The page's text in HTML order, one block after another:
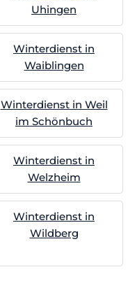
Uhingen
Winterdienst in
Waiblingen
Winterdienst in Weil
im Schönbuch
Winterdienst in
Welzheim
Winterdienst in
Wildberg